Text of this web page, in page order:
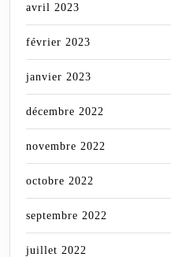
avril 2023
février 2023
janvier 2023
décembre 2022
novembre 2022
octobre 2022
septembre 2022
juillet 2022